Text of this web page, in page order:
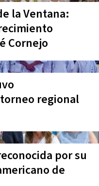
la Ventana:
Cornejo
regional
por su
de